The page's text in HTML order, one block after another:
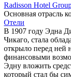
Radisson Hotel
Основная отрасль
Отели
В 1907 году Эдна
Чикаго, стала
открыло перед ней
финансовыми
Эдну вложить
который стал бы